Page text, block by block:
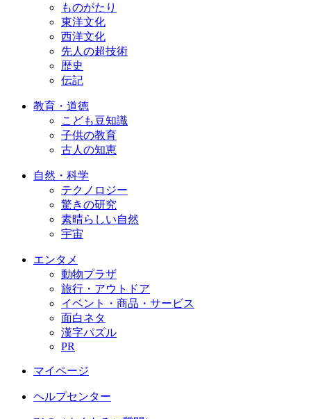
ものがたり
東洋文化
西洋文化
先人の超技術
歴史
伝記
教育・道徳
こども豆知識
子供の教育
古人の知恵
自然・科学
テクノロジー
驚きの研究
素晴らしい自然
宇宙
エンタメ
動物プラザ
旅行・アウトドア
イベント・商品・サービス
面白ネタ
漢字パズル
PR
マイページ
ヘルプセンター